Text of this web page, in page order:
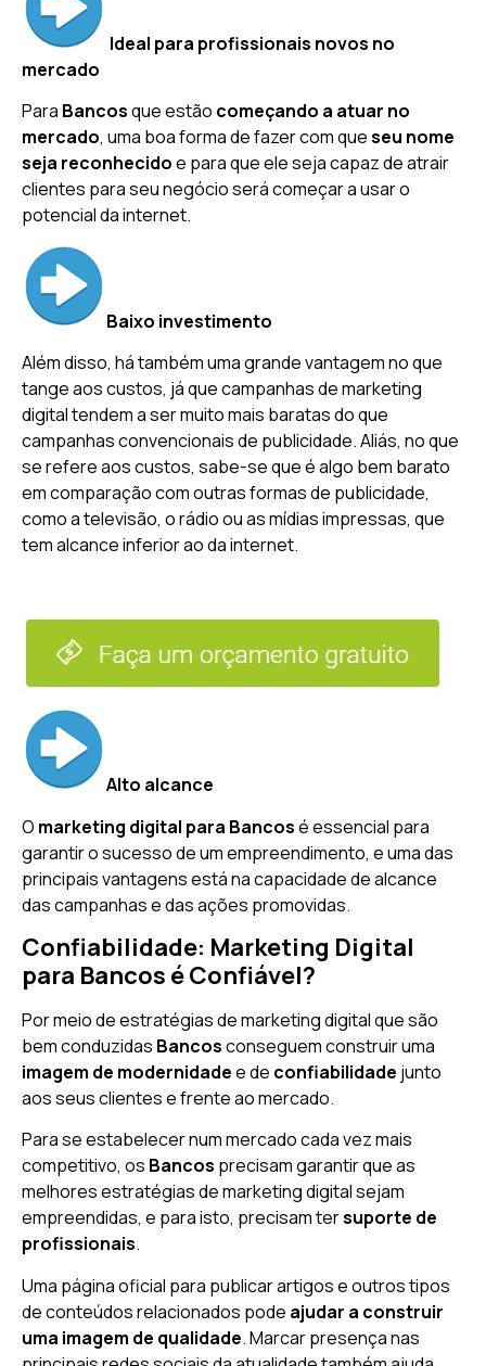
Ideal para profissionais novos no
mercado
Para Bancosque estão começando a atuar no
mercado, uma boa forma de fazer com queseu nome
seja reconhecidoe para que ele seja capaz de atrair
clientes para seu negócio será começar a usar o
potencial da internet.
Baixo investimento
Além disso, há também uma grande vantagem no que
tange aos custos, já que campanhas de marketing
digital tendem a ser muito mais baratas do que
campanhas convencionais de publicidade. Aliás, no que
se refere aos custos, sabe-se que é algo bem barato
em comparação com outras formas de publicidade,
como a televisão, o rádio ou as mídias impressas, que
tem alcance inferior ao da internet.
Alto alcance
O marketing digital para Bancosé essencial para
garantir o sucesso de um empreendimento, e uma das
principais vantagens está na capacidade de alcance
das campanhas e das ações promovidas.
Confiabilidade: Marketing Digital
para Bancos é Confiável?
Por meio de estratégias de marketing digital que são
bem conduzidas Bancosconseguem construir uma
imagem de modernidadee de confiabilidade junto
aos seus clientes e frente ao mercado.
Para se estabelecer num mercado cada vez mais
competitivo, os Bancos precisam garantir que as
melhores estratégias de marketing digital sejam
empreendidas, e para isto, precisam tersuporte de
profissionais.
Uma página oficial para publicar artigos e outros tipos
de conteúdos relacionados pode ajudar a construir
uma imagem de qualidade. Marcar presença nas